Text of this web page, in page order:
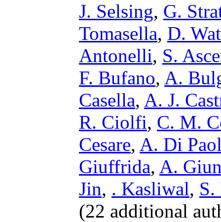
J. Selsing, G.
Tomasella, D.
Antonelli, S.
F. Bufano, A.
Casella, A. J.
R. Ciolfi, C. M.
Cesare, A. Di
Giuffrida, A.
Jin, . Kasliwal, S.
(22 additional